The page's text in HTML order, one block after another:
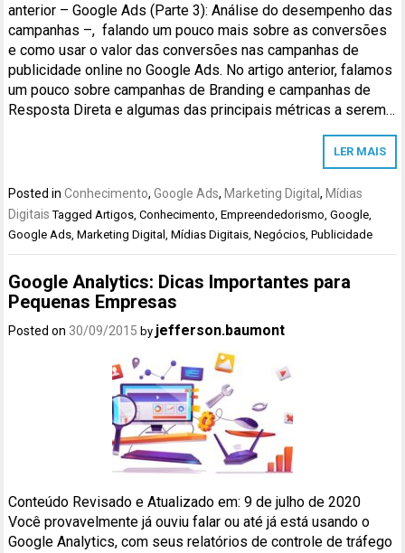
anterior – Google Ads (Parte 3): Análise do desempenho das
campanhas –, falando um pouco mais sobre as conversões
e como usar o valor das conversões nas campanhas de
publicidade online no Google Ads. No artigo anterior, falamos
um pouco sobre campanhas de Branding e campanhas de
Resposta Direta e algumas das principais métricas a serem…
LER MAIS
Posted inConhecimento,Google Ads, Marketing Digital, Mídias
Digitais Tagged Artigos ,Conhecimento ,Empreendedorismo ,Google
Google Ads ,Marketing Digital ,Mídias Digitais ,Negócios ,Publicidade
Google Analytics: Dicas Importantes para
Pequenas Empresas
Posted on 30/09/2015 by jefferson.baumont
Conteúdo Revisado e Atualizado em: 9 de julho de 2020
Você provavelmente já ouviu falar ou até já está usando o
Google Analytics, com seus relatórios de controle de tráfego